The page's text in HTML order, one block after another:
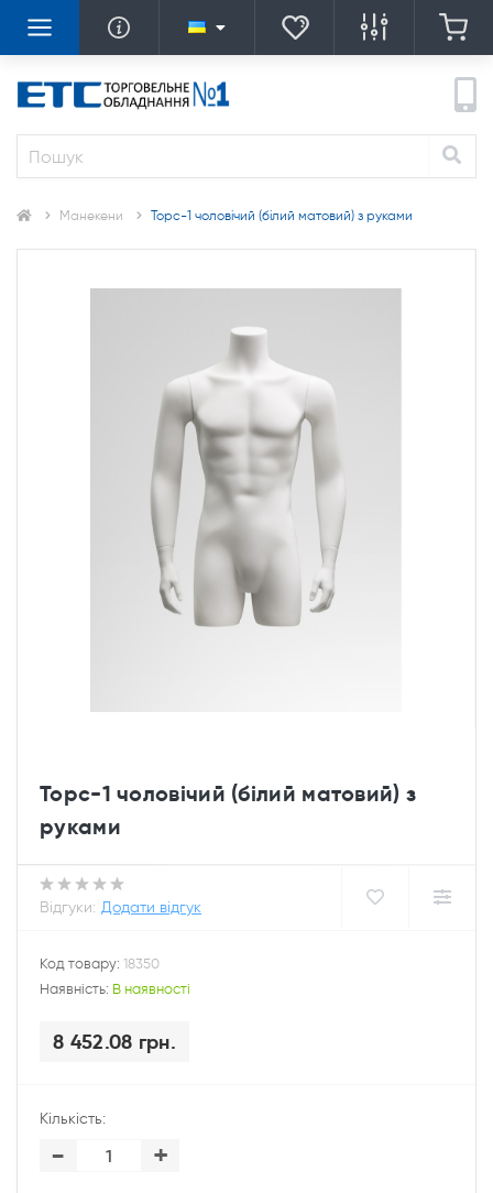
Манекени Торс-1 чоловічий (білий матовий) з руками
Торс-1 чоловічий (білий матовий) з
руками
Відгуки: Додати відгук
Код товару: 18350
Наявність: В наявності
8 452.08 грн.
Кількість:
- +